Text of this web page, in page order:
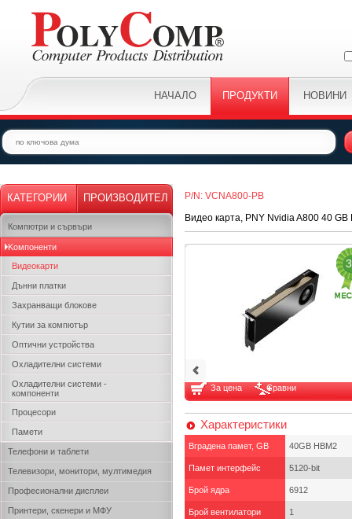
НАЧАЛО ПРОДУКТИ НОВИНИ
КАТЕГОРИИ ПРОИЗВОДИТЕЛ
Компютри и сървъри
Kомпоненти
Видеокарти
Дънни платки
Захранващи блокове
Кутии за компютър
Оптични устройства
Охладителни системи
Охладителни системи -
компоненти
Процесори
Памети
Телефони и таблети
Телевизори, монитори, мултимедия
Професионални дисплеи
Принтери, скенери и МФУ
P/N: VCNA800-PB
Видео карта, PNY Nvidia A800 40 GB
За цена Сравни
Характеристики
Вградена памет, GB 40GB HBM2
Памет интерфейс 5120-bit
Брой ядра 6912
Брой вентилатори 1